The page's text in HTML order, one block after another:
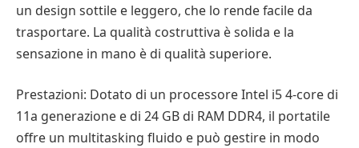
un design sottile e leggero, che lo rende facile da
trasportare. La qualità costruttiva è solida e la
sensazione in mano è di qualità superiore.
Prestazioni: Dotato di un processore Intel i5 4-core di
11a generazione e di 24 GB di RAM DDR4, il portatile
offre un multitasking fluido e può gestire in modo